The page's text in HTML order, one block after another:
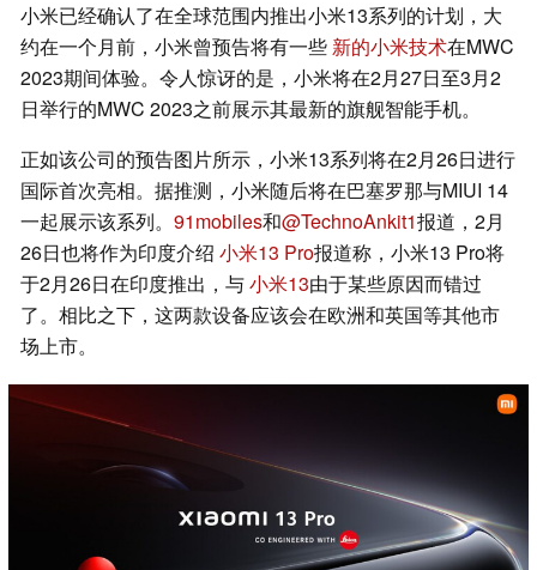
小米已经确认了在全球范围内推出小米13系列的计划，大
约在一个月前，小米曾预告将有一些 新的小米技术在MWC
2023期间体验。令人惊讶的是，小米将在2月27日至3月2
日举行的MWC 2023之前展示其最新的旗舰智能手机。
正如该公司的预告图片所示，小米13系列将在2月26日进行
国际首次亮相。据推测，小米随后将在巴塞罗那与MIUI 14
一起展示该系列。 91mobiles和@TechnoAnkit1报道，2月
26日也将作为印度介绍 小米13 Pro报道称，小米13 Pro将
于2月26日在印度推出，与小米13由于某些原因而错过
了。相比之下，这两款设备应该会在欧洲和英国等其他市
场上市。